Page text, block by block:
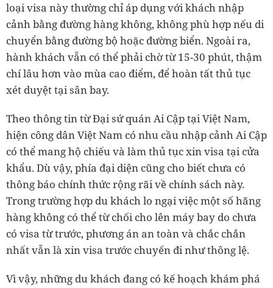
loại visa này thường chỉ áp dụng với khách nhập
cảnh bằng đường hàng không, không phù hợp nếu di
chuyển bằng đường bộ hoặc đường biển. Ngoài ra,
hành khách vẫn có thể phải chờ từ 15-30 phút, thậm
chí lâu hơn vào mùa cao điểm, để hoàn tất thủ tục
xét duyệt tại sân bay.
Theo thông tin từ Đại sứ quán Ai Cập tại Việt Nam,
hiện công dân Việt Nam có nhu cầu nhập cảnh Ai Cập
có thể mang hộ chiếu và làm thủ tục xin visa tại cửa
khẩu. Dù vậy, phía đại diện cũng cho biết chưa có
thông báo chính thức rộng rãi về chính sách này.
Trong trường hợp du khách lo ngại việc một số hãng
hàng không có thể từ chối cho lên máy bay do chưa
có visa từ trước, phương án an toàn và chắc chắn
nhất vẫn là xin visa trước chuyến đi như thông lệ.
Vì vậy, những du khách đang có kế hoạch khám phá